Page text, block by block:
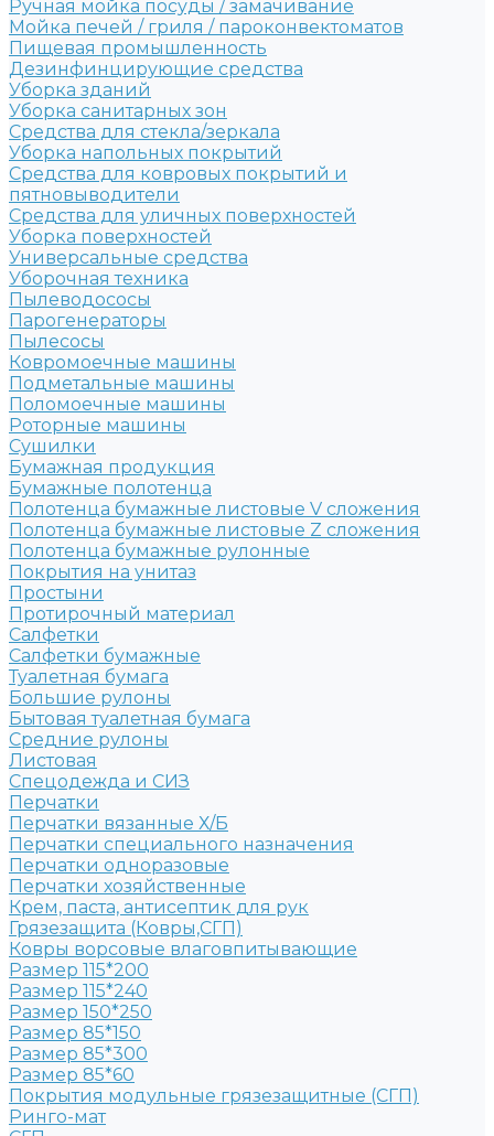
Ручная мойка посуды / замачивание
Мойка печей / гриля / пароконвектоматов
Пищевая промышленность
Дезинфинцирующие средства
Уборка зданий
Уборка санитарных зон
Средства для стекла/зеркала
Уборка напольных покрытий
Средства для ковровых покрытий и
пятновыводители
Средства для уличных поверхностей
Уборка поверхностей
Универсальные средства
Уборочная техника
Пылеводососы
Парогенераторы
Пылесосы
Ковромоечные машины
Подметальные машины
Поломоечные машины
Роторные машины
Сушилки
Бумажная продукция
Бумажные полотенца
Полотенца бумажные листовые V сложения
Полотенца бумажные листовые Z сложения
Полотенца бумажные рулонные
Покрытия на унитаз
Простыни
Протирочный материал
Салфетки
Салфетки бумажные
Туалетная бумага
Большие рулоны
Бытовая туалетная бумага
Средние рулоны
Листовая
Спецодежда и СИЗ
Перчатки
Перчатки вязанные Х/Б
Перчатки специального назначения
Перчатки одноразовые
Перчатки хозяйственные
Крем, паста, антисептик для рук
Грязезащита (Ковры,СГП)
Ковры ворсовые влаговпитывающие
Размер 115*200
Размер 115*240
Размер 150*250
Размер 85*150
Размер 85*300
Размер 85*60
Покрытия модульные грязезащитные (СГП)
Ринго-мат